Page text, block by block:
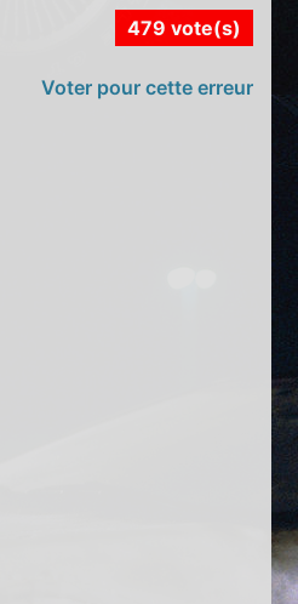
479 vote(s)
Voter pour cette erreur